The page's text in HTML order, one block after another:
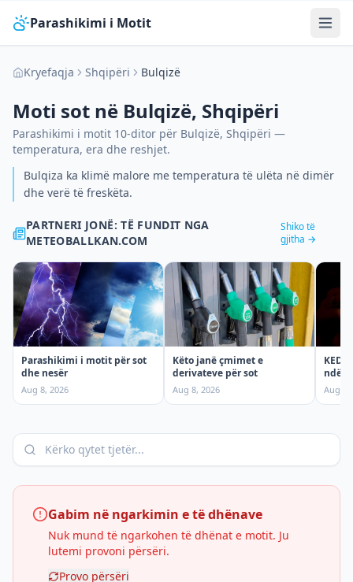
Parashikimi i Motit
Kryefaqja Shqipëri Bulqizë
Moti sot në Bulqizë, Shqipëri
Parashikimi i motit 10-ditor për Bulqizë, Shqipëri —
temperatura, era dhe reshjet.
Bulqiza ka klimë malore me temperatura të ulëta në dimër
dhe verë të freskëta.
PARTNERI JONË: TË FUNDIT NGA
METEOBALLKAN.COM
Shiko të
gjitha →
Parashikimi i motit për sot
dhe nesër
Aug 8, 2026
Këto janë çmimet e
derivateve për sot
Aug 8, 2026 Aug 7,
Gabim në ngarkimin e të dhënave
Nuk mund të ngarkohen të dhënat e motit. Ju
lutemi provoni përsëri.
Provo përsëri